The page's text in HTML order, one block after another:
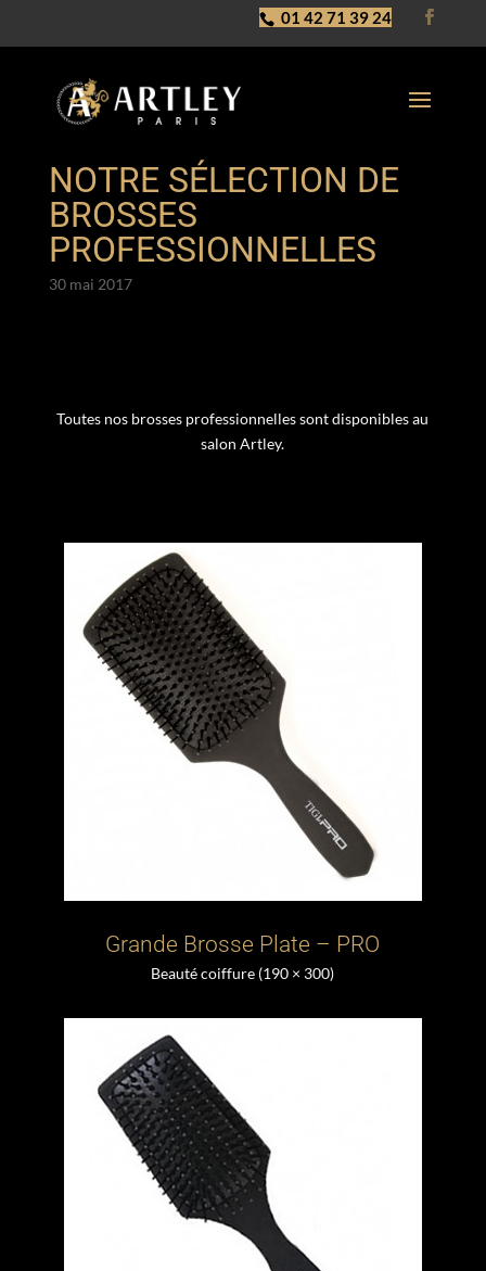
01 42 71 39 24
NOTRE SÉLECTION DE
BROSSES
PROFESSIONNELLES
30 mai 2017
Toutes nos brosses professionnelles sont disponibles au
salon Artley.
Grande Brosse Plate – PRO
Beauté coiffure (190 × 300)